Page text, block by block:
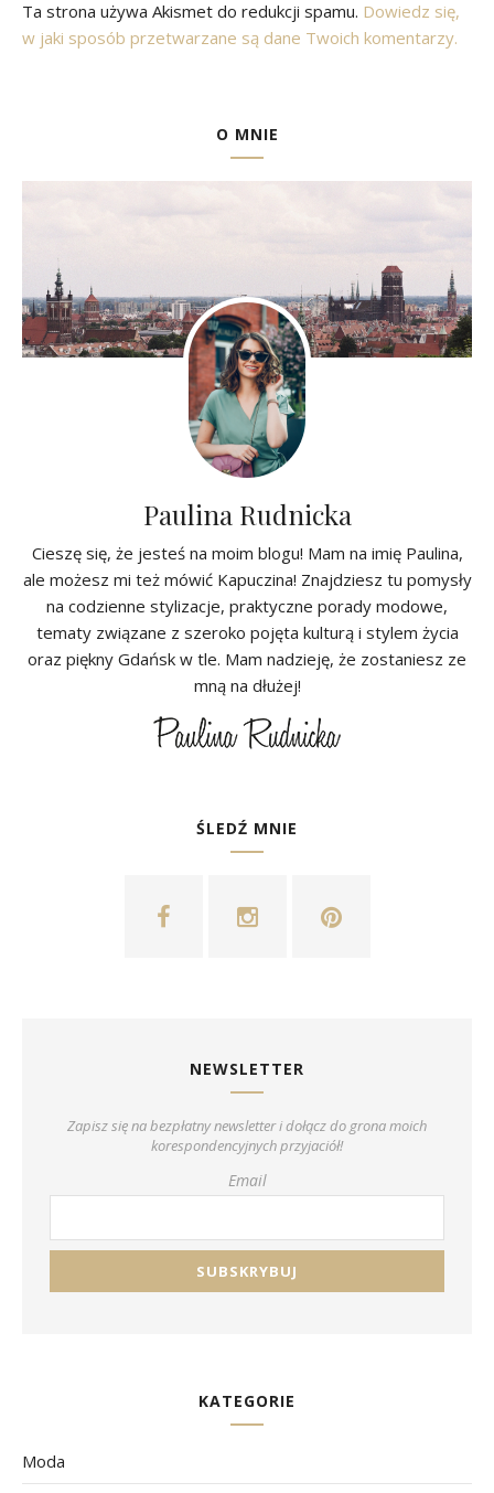
Ta strona używa Akismet do redukcji spamu. Dowiedz się,
w jaki sposób przetwarzane są dane Twoich komentarzy.
O MNIE
Paulina Rudnicka
Cieszę się, że jesteś na moim blogu! Mam na imię Paulina,
ale możesz mi też mówić Kapuczina! Znajdziesz tu pomysły
na codzienne stylizacje, praktyczne porady modowe,
tematy związane z szeroko pojęta kulturą i stylem życia
oraz piękny Gdańsk w tle. Mam nadzieję, że zostaniesz ze
mną na dłużej!
ŚLEDŹ MNIE
NEWSLETTER
Zapisz się na bezpłatny newsletter i dołącz do grona moich
korespondencyjnych przyjaciół!
Email
KATEGORIE
Moda